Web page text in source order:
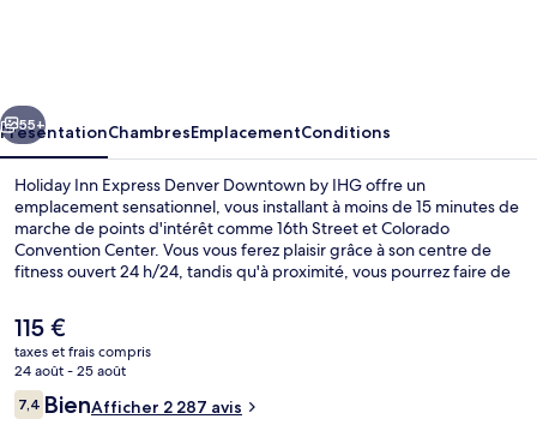
Downtown
by
IHG
Suivant
55+
PrésentationChambresEmplacementConditions
Holiday Inn Express Denver Downtown by IHG offre un
emplacement sensationnel, vous installant à moins de 15 minutes de
marche de points d'intérêt comme 16th Street et Colorado
Convention Center. Vous vous ferez plaisir grâce à son centre de
fitness ouvert 24 h/24, tandis qu'à proximité, vous pourrez faire de
fond. À moins de 5 minutes en voiture, vous trouverez aussi des
sites comme Gare historique Union Station et Coors Field. Le
personnel attentionné et l'emplacement remportent un franc
succès auprès des autres voyageurs. L'hébergement se situe à une
très courte distance à pied des transports publics : Arrêt de tram
18th - California se trouve à 5 min et Arrêt de tram 20th - Welton, à 6
Le
prix
actuel
est
de
115 €
taxes et frais compris
24 août - 25 août
Avis
voyageurs
7,47,4 sur 10
BienAfficher 2 287 avis